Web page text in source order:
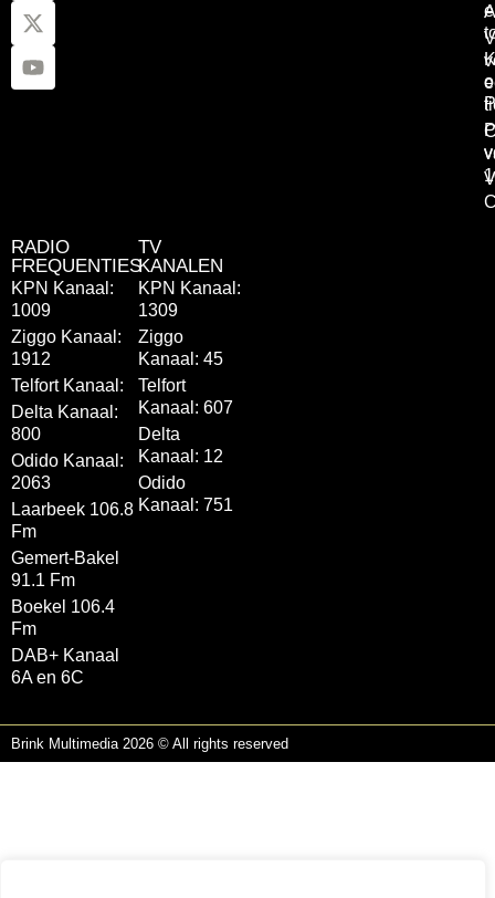
RADIO
FREQUENTIES
KPN Kanaal:
1009
Ziggo Kanaal:
1912
Telfort Kanaal:
Delta Kanaal:
800
Odido Kanaal:
2063
Laarbeek 106.8
Fm
Gemert-Bakel
91.1 Fm
Boekel 106.4
Fm
DAB+ Kanaal
6A en 6C
TV
KANALEN
KPN Kanaal:
1309
Ziggo
Kanaal: 45
Telfort
Kanaal: 607
Delta
Kanaal: 12
Odido
Kanaal: 751
Brink Multimedia 2026 © All rights reserved